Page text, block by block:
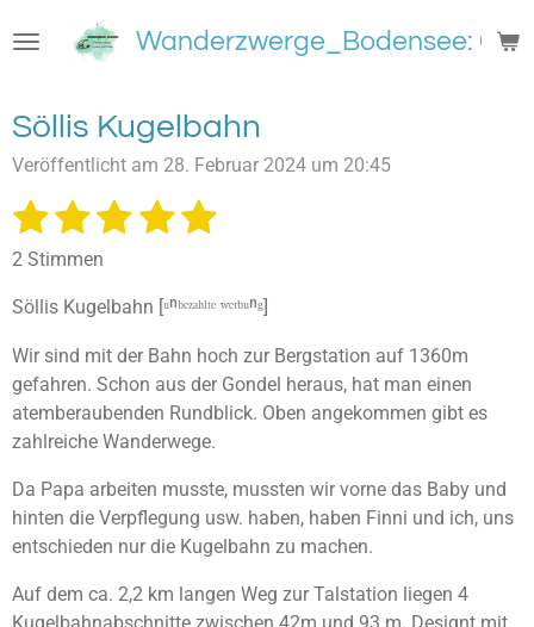
Hauptinhalt
Wanderzwerge_Bodensee:
Söllis Kugelbahn
Veröffentlicht am 28. Februar 2024 um 20:45
B
e
w
e
t
u
n
g
5
S
t
e
r
1
S
t
r
n
2
S
t
r
n
e
3
S
t
e
r
n
e
4
t
r
n
e
5
t
r
n
e
B
r
n
g
a
e
n
d
e
2 Stimmen
Söllis Kugelbahn [ᵘⁿᵇᵉᶻᵃʰˡᵗᵉ ʷᵉʳᵇᵘⁿᵍ]
Wir sind mit der Bahn hoch zur Bergstation auf 1360m
gefahren. Schon aus der Gondel heraus, hat man einen
atemberaubenden Rundblick. Oben angekommen gibt es
zahlreiche Wanderwege.
Da Papa arbeiten musste, mussten wir vorne das Baby und
hinten die Verpflegung usw. haben, haben Finni und ich, uns
entschieden nur die Kugelbahn zu machen.
Auf dem ca. 2,2 km langen Weg zur Talstation liegen 4